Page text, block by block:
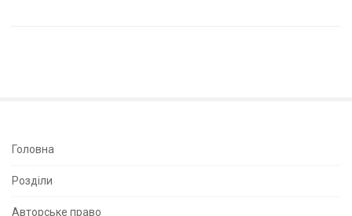
S
Головна
Розділи
Авторське право